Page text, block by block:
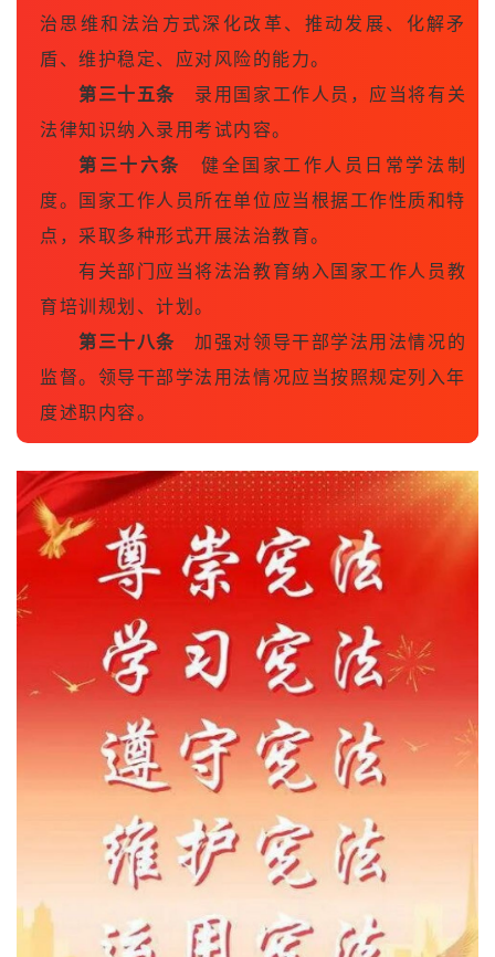
治思维和法治方式深化改革、推动发展、化解矛
盾、维护稳定、应对风险的能力。
第三十五条
录用国家工作人员，应当将有关
法律知识纳入录用考试内容。
第三十六条
健全国家工作人员日常学法制
度。国家工作人员所在单位应当根据工作性质和特
点，采取多种形式开展法治教育。
有关部门应当将法治教育纳入国家工作人员教
育培训规划、计划。
第三十八条
加强对领导干部学法用法情况的
监督。领导干部学法用法情况应当按照规定列入年
度述职内容。